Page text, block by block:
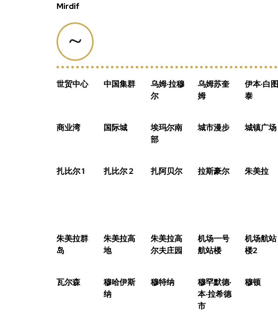
Mirdif
~
世贸中心 中国集群
乌姆·拉穆
尔
乌姆苏奎
姆
伊本·白图
泰
商业湾 国际城
埃玛尔南
部
城市漫步 城镇广场
扎比尔 1 扎比尔 2 扎阿贝尔 拉斯豪尔 朱美拉
朱美拉群
岛
朱美拉高
地
朱美拉高
尔夫庄园
机场一号
航站楼
机场航站
楼2
瓦尔森
穆哈伊斯
纳
穆特纳
穆罕默德·
本·拉希德
市
穆顿